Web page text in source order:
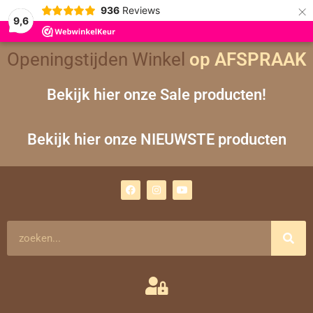
9,6
936 Reviews ×
Openingstijden Winkel op AFSPRAAK
Bekijk hier onze Sale producten!
Bekijk hier onze NIEUWSTE producten
a
c
n
s
m
o
u